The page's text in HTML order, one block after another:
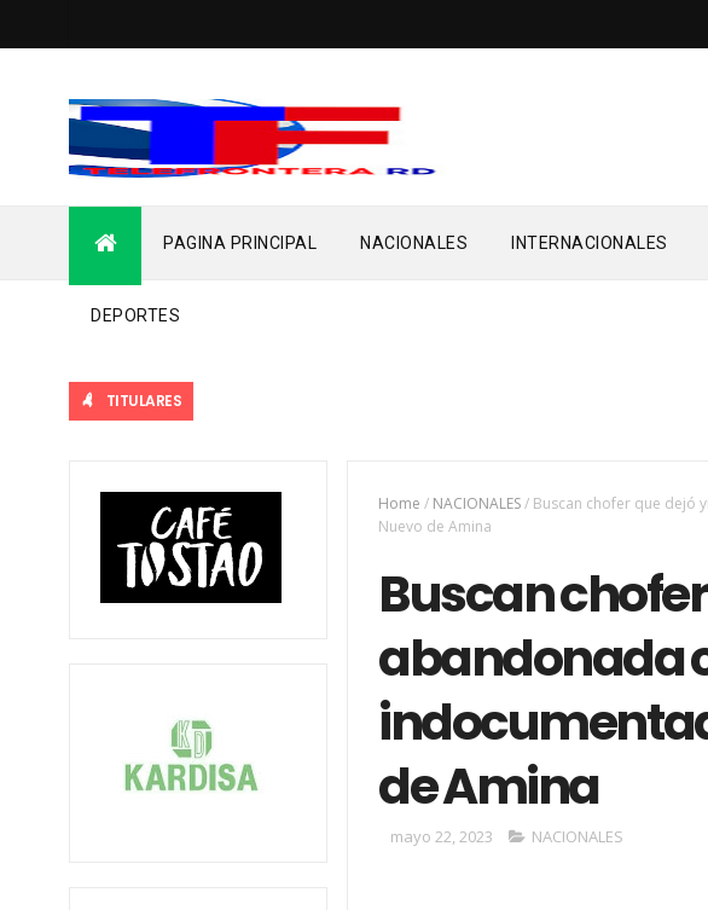
PAGINA PRINCIPAL NACIONALES INTERNACIONALES
DEPORTES
TITULARES
Home / NACIONALES/ Buscan chofer que dejó
Nuevo de Amina
Buscan
abandonada
de Amina
mayo 22, 2023 NACIONALES